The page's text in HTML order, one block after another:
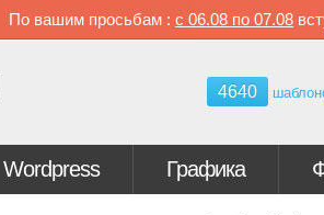
По вашим просьбам : с 06.08 по 07.08
4640
Wordpress Графика